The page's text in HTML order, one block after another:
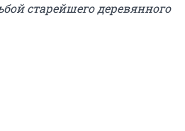
старейшего деревянного